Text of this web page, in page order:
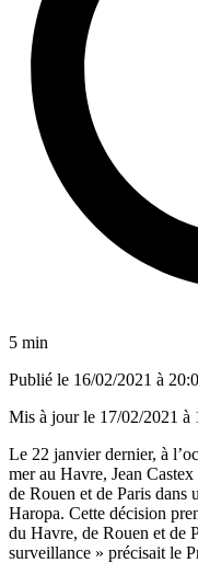
5 min
Publié le 16/02/2021 à
Mis à jour le 17/02/2021 à
Le 22 janvier dernier, à
mer au Havre, Jean
de Rouen et de Paris dans
Haropa. Cette décision
du Havre, de Rouen et de
surveillance » précisait le